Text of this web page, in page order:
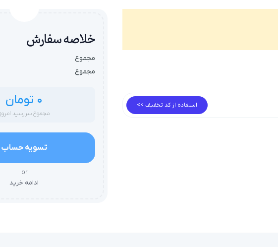
استفاده از کد تخفیف >>
خلاصه سفارش
مجموع
مجموع
0 تومان
مجموع سررسید امروز
تسویه حساب
or
ادامه خرید